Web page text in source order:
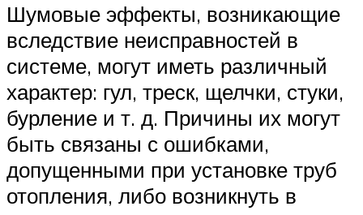
Шумовые эффекты, возникающие
вследствие неисправностей в
системе, могут иметь различный
характер: гул, треск, щелчки, стуки,
бурление и т. д. Причины их могут
быть связаны с ошибками,
допущенными при установке труб
отопления, либо возникнуть в